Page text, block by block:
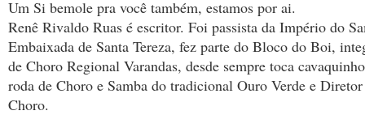
Um Si bemole pra você também, estamos por ai.
Renê Rivaldo Ruas é escritor. Foi passista da Império do
Embaixada de Santa Tereza, fez parte do Bloco do Boi,
de Choro Regional Varandas, desde sempre toca
roda de Choro e Samba do tradicional Ouro Verde e
Choro.